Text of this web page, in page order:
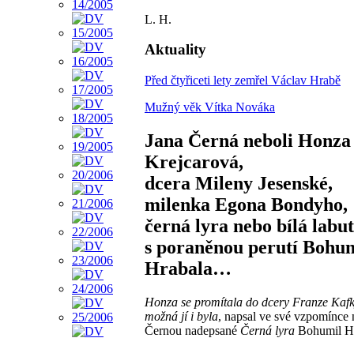
L. H.
Aktuality
Před čtyřiceti lety zemřel Václav Hrabě
Mužný věk Vítka Nováka
Jana Černá neboli Honza
Krejcarová,
dcera Mileny Jesenské,
milenka Egona Bondyho,
černá lyra nebo bílá
s poraněnou perutí
Hrabala…
Honza se promítala do dcery Franze
možná jí i byla, napsal ve své vzpomínce
Černou nadepsané Černá lyra Bohumil